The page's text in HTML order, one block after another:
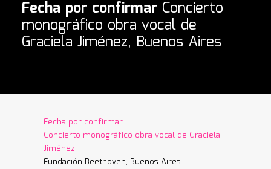
Fecha por confirmar Concierto
monográfico obra vocal de
Graciela Jiménez, Buenos Aires
Fecha por confirmar
Concierto monográfico obra vocal de Graciela
Jiménez.
Fundación Beethoven, Buenos Aires